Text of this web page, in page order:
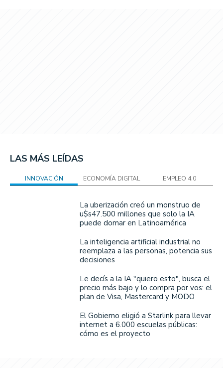
LAS MÁS LEÍDAS
INNOVACIÓN ECONOMÍA DIGITAL EMPLEO 4.0
La uberización creó un monstruo de
u$s47.500 millones que solo la IA
puede domar en Latinoamérica
La inteligencia artificial industrial no
reemplaza a las personas, potencia sus
decisiones
Le decís a la IA "quiero esto", busca el
precio más bajo y lo compra por vos: el
plan de Visa, Mastercard y MODO
El Gobierno eligió a Starlink para llevar
internet a 6.000 escuelas públicas:
cómo es el proyecto